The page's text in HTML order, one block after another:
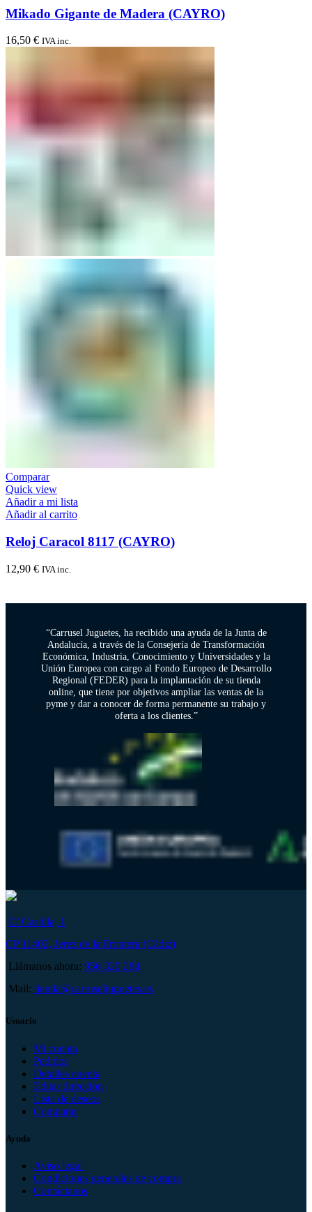
Mikado Gigante de Madera (CAYRO)
16,50 € IVA inc.
Comparar
Quick view
Añadir a mi lista
Añadir al carrito
Reloj Caracol 8117 (CAYRO)
12,90 € IVA inc.
“Carrusel Juguetes, ha recibido una ayuda de la Junta de
Andalucía, a través de la Consejería de Transformación
Económica, Industria, Conocimiento y Universidades y la
Unión Europea con cargo al Fondo Europeo de Desarrollo
Regional (FEDER) para la implantación de su tienda
online, que tiene por objetivos ampliar las ventas de la
pyme y dar a conocer de forma permanente su trabajo y
oferta a los clientes.”
C/ Castilla, 1
CP 11402, Jerez de la Frontera (Cádiz)
Llámanos ahora: 956 320 284
Mail: tienda@carruseljuguetes.es
Usuario
Mi cuenta
Pedidos
Detalles cuenta
Editar dirección
Lista de deseos
Comparar
Ayuda
Aviso legal
Condiciones generales de compra
Contáctanos